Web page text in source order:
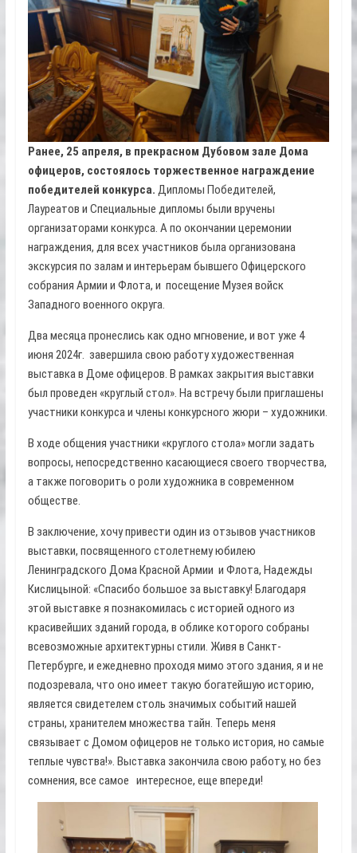
Ранее, 25 апреля, в прекрасном Дубовом зале Дома
офицеров, состоялось торжественное награждение
победителей конкурса. Дипломы Победителей,
Лауреатов и Специальные дипломы были вручены
организаторами конкурса. А по окончании церемонии
награждения, для всех участников была организована
экскурсия по залам и интерьерам бывшего Офицерского
собрания Армии и Флота, и посещение Музея войск
Западного военного округа.
Два месяца пронеслись как одно мгновение, и вот уже 4
июня 2024г. завершила свою работу художественная
выставка в Доме офицеров. В рамках закрытия выставки
был проведен «круглый стол». На встречу были приглашены
участники конкурса и члены конкурсного жюри – художники.
В ходе общения участники «круглого стола» могли задать
вопросы, непосредственно касающиеся своего творчества,
а также поговорить о роли художника в современном
обществе.
В заключение, хочу привести один из отзывов участников
выставки, посвященного столетнему юбилею
Ленинградского Дома Красной Армии и Флота, Надежды
Кислицыной: «Спасибо большое за выставку! Благодаря
этой выставке я познакомилась с историей одного из
красивейших зданий города, в облике которого собраны
всевозможные архитектурны стили. Живя в Санкт-
Петербурге, и ежедневно проходя мимо этого здания, я и не
подозревала, что оно имеет такую богатейшую историю,
является свидетелем столь значимых событий нашей
страны, хранителем множества тайн. Теперь меня
связывает с Домом офицеров не только история, но самые
теплые чувства!». Выставка закончила свою работу, но без
сомнения, все самое интересное, еще впереди!